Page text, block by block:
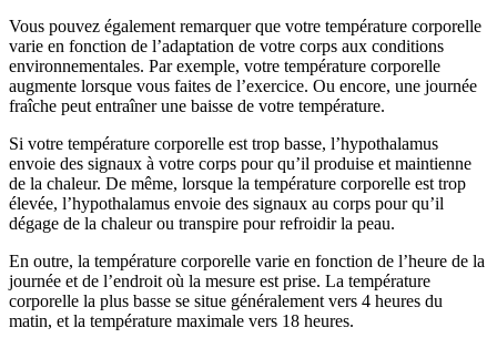
Vous pouvez également remarquer que votre température corporelle
varie en fonction de l’adaptation de votre corps aux conditions
environnementales. Par exemple, votre température corporelle
augmente lorsque vous faites de l’exercice. Ou encore, une journée
fraîche peut entraîner une baisse de votre température.
Si votre température corporelle est trop basse, l’hypothalamus
envoie des signaux à votre corps pour qu’il produise et maintienne
de la chaleur. De même, lorsque la température corporelle est trop
élevée, l’hypothalamus envoie des signaux au corps pour qu’il
dégage de la chaleur ou transpire pour refroidir la peau.
En outre, la température corporelle varie en fonction de l’heure de la
journée et de l’endroit où la mesure est prise. La température
corporelle la plus basse se situe généralement vers 4 heures du
matin, et la température maximale vers 18 heures.